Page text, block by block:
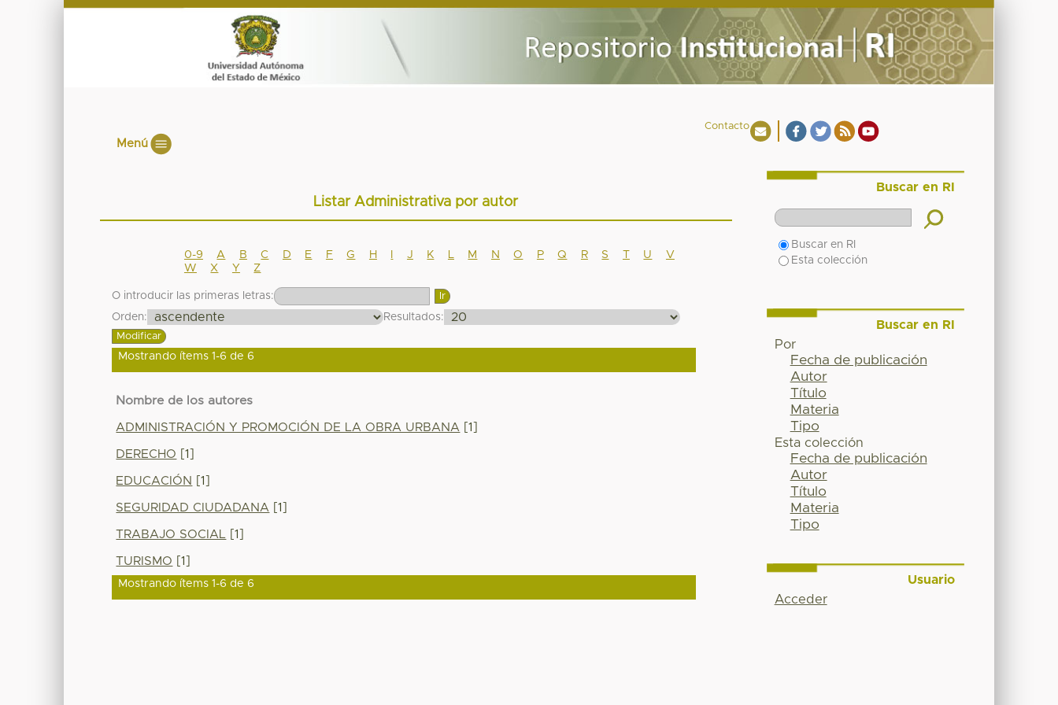
Contacto
Menú
Listar Administrativa por autor
0-9 A B C D E F G H J K M N O P Q R S T U
V
W
X Y Z
O introducir las primeras letras:
Orden:
Resultados:
Mostrando ítems 1-6 de 6
Nombre de los autores
ADMINISTRACIÓN Y PROMOCIÓN DE LA OBRA URBANA [1]
DERECHO [1]
EDUCACIÓN [1]
SEGURIDAD CIUDADANA [1]
TRABAJO SOCIAL [1]
TURISMO [1]
Mostrando ítems 1-6 de 6
Buscar en RI
Buscar en RI
Esta colección
Buscar en RI
Por
Fecha de publicación
Autor
Título
Materia
Tipo
Esta colección
Fecha de publicación
Autor
Título
Materia
Tipo
Usuario
Acceder